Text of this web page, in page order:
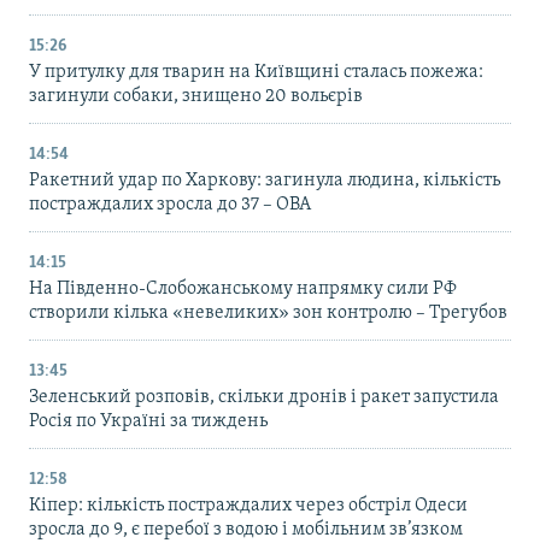
15:26
У притулку для тварин на Київщині сталась пожежа:
загинули собаки, знищено 20 вольєрів
14:54
Ракетний удар по Харкову: загинула людина, кількість
постраждалих зросла до 37 – ОВА
14:15
На Південно-Слобожанському напрямку сили РФ
створили кілька «невеликих» зон контролю – Трегубов
13:45
Зеленський розповів, скільки дронів і ракет запустила
Росія по Україні за тиждень
12:58
Кіпер: кількість постраждалих через обстріл Одеси
зросла до 9, є перебої з водою і мобільним зв’язком